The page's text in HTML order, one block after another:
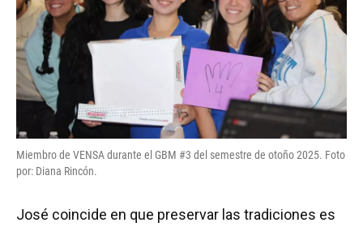
Miembro de VENSA durante el GBM #3 del semestre de otoño 2025. Foto
por: Diana Rincón.
José coincide en que preservar las tradiciones es